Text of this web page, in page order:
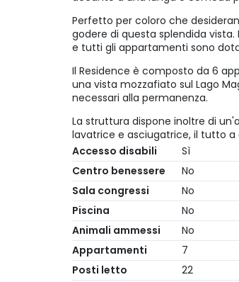
Perfetto per coloro che
godere di questa splendida
e tutti gli appartamenti sono
Il Residence è composto da 6
una vista mozzafiato sul Lago
necessari alla permanenza.
La struttura dispone inoltre di
lavatrice e asciugatrice, il tutto a
Accesso disabili
Sì
Centro benessere
No
Sala congressi
No
Piscina
No
Animali ammessi
No
Appartamenti
7
Posti letto
22